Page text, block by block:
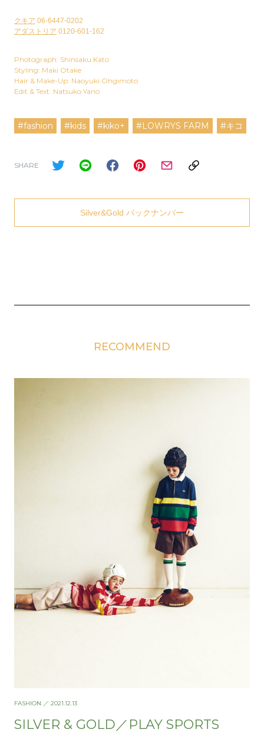
クキア 06-6447-0202
アダストリア 0120-601-162
Photograph: Shinsaku Kato
Styling: Maki Otake
Hair & Make-Up: Naoyuki Ohgimoto
Edit & Text: Natsuko Yano
#fashion #kids #kiko+ #LOWRYS FARM #キコ
SHARE
Silver&Gold バックナンバー
RECOMMEND
FASHION ／ 2021.12.13
SILVER & GOLD／PLAY SPORTS